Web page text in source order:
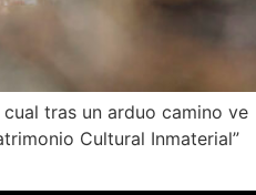
tras un arduo camino ve
Cultural Inmaterial”